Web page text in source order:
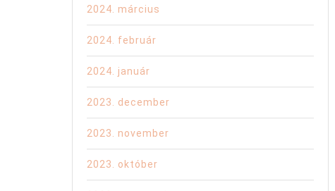
2024. március
2024. február
2024. január
2023. december
2023. november
2023. október